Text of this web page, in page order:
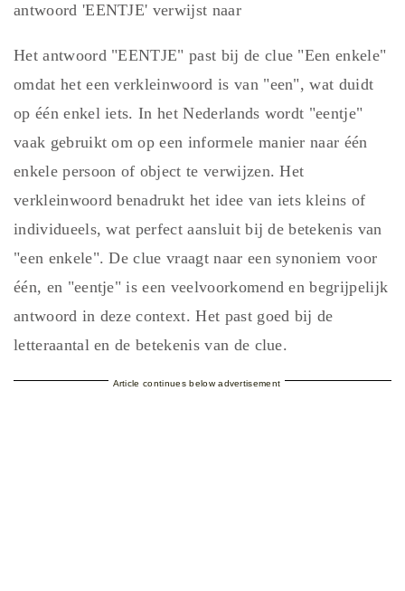
antwoord 'EENTJE' verwijst naar
Het antwoord "EENTJE" past bij de clue "Een enkele"
omdat het een verkleinwoord is van "een", wat duidt
op één enkel iets. In het Nederlands wordt "eentje"
vaak gebruikt om op een informele manier naar één
enkele persoon of object te verwijzen. Het
verkleinwoord benadrukt het idee van iets kleins of
individueels, wat perfect aansluit bij de betekenis van
"een enkele". De clue vraagt naar een synoniem voor
één, en "eentje" is een veelvoorkomend en begrijpelijk
antwoord in deze context. Het past goed bij de
letteraantal en de betekenis van de clue.
Article continues below advertisement